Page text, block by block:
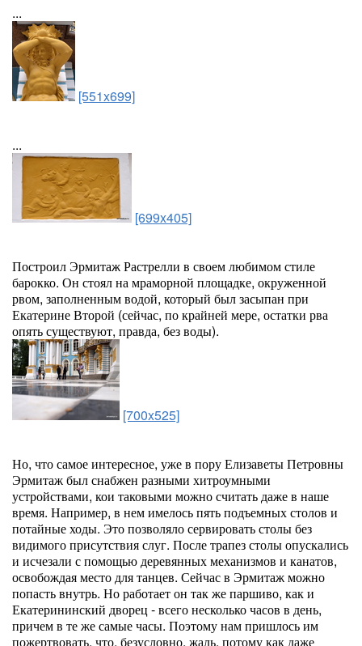
...
[551x699]
...
[699x405]
Построил Эрмитаж Растрелли в своем любимом стиле
барокко. Он стоял на мраморной площадке, окруженной
рвом, заполненным водой, который был засыпан при
Екатерине Второй (сейчас, по крайней мере, остатки рва
опять существуют, правда, без воды).
[700x525]
Но, что самое интересное, уже в пору Елизаветы Петровны
Эрмитаж был снабжен разными хитроумными
устройствами, кои таковыми можно считать даже в наше
время. Например, в нем имелось пять подъемных столов и
потайные ходы. Это позволяло сервировать столы без
видимого присутствия слуг. После трапез столы опускались
и исчезали с помощью деревянных механизмов и канатов,
освобождая место для танцев. Сейчас в Эрмитаж можно
попасть внутрь. Но работает он так же паршиво, как и
Екатерининский дворец - всего несколько часов в день,
причем в те же самые часы. Поэтому нам пришлось им
пожертвовать, что, безусловно, жаль, потому как даже